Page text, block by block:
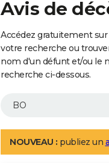
Avis de
Accédez gratuitement sur
votre recherche ou
nom d'un défunt et/ou le
recherche ci-dessous.
NOUVEAU : publiez un